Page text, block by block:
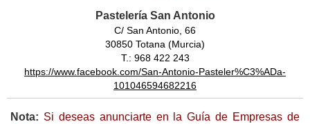
Pastelería San Antonio
C/ San Antonio, 66
30850 Totana (Murcia)
T.: 968 422 243
https://www.facebook.com/San-Antonio-Pasteler%C3%ADa-
101046594682216
Nota: Si deseas anunciarte en la Guía de Empresas de